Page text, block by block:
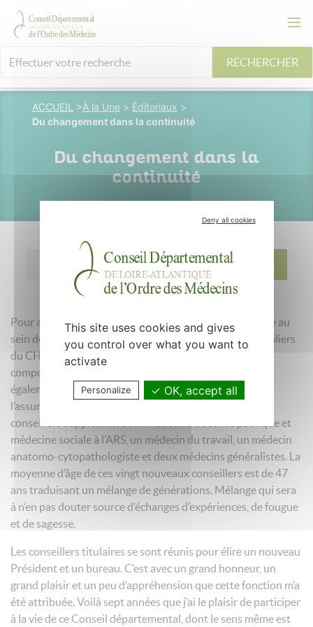
RECHERCHER
ACCUEIL >À la Une > Éditoriaux >
Du changement dans la continuité
Du changement dans la
continuité
18 février 2018 V. Pluvinage
Pour autant le renouvellement est de mise avec l’arrivée au
sein des titulaires du Conseil de deux praticiens hospitaliers
du CHU qui viennent étoffer cette équipe maintenant
composée de quatre médecins hospitaliers ; arrivée
également d’un médecin conseil au service médical de
l’assurance maladie de Nantes. Parmi les nouveaux
conseillers suppléants, deux médecins de santé publique et
médecine sociale à l’ARS, un médecin du travail, un médecin
anatomo-cytopathologiste et deux médecins généralistes. La
moyenne d’âge de ces vingt nouveaux conseillers est de 47
ans traduisant un mélange de générations. Mélange qui sera
à n’en pas douter source d’échanges d’expériences, de fougue
et de sagesse.
Les conseillers titulaires se sont réunis pour élire un nouveau
Président et un bureau. C’est avec un grand honneur, un
grand plaisir et un peu d’appréhension que cette fonction m’a
été attribuée. Voilà sept années que j’ai le plaisir de participer
à la vie de ce Conseil départemental, dont le sens même est
Deny all cookies
This site uses cookies and gives
you control over what you want to
activate
Personalize OK, accept all